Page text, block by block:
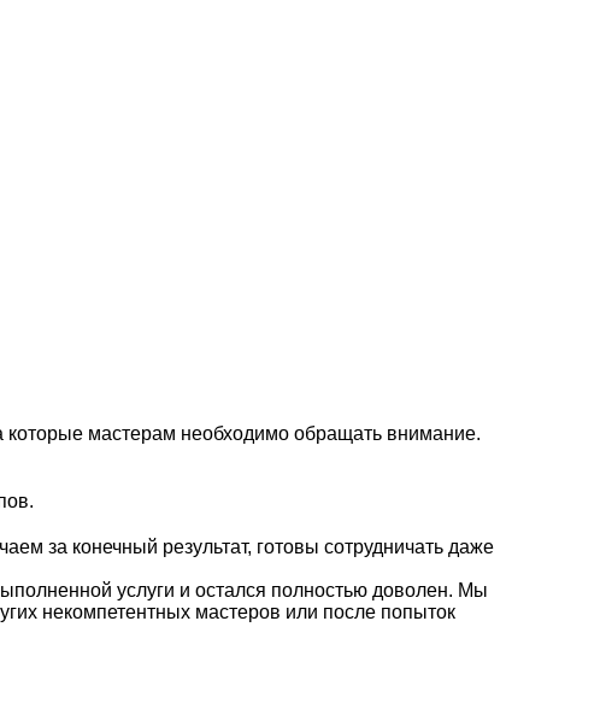
которые мастерам необходимо обращать внимание.
за конечный результат, готовы сотрудничать даже
услуги и остался полностью доволен. Мы
некомпетентных мастеров или после попыток